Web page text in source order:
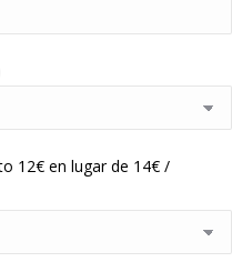
12€ en lugar de 14€ /